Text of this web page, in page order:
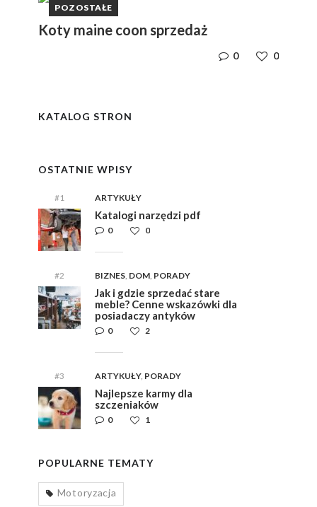
POZOSTAŁE
Koty maine coon sprzedaż
0
0
KATALOG STRON
OSTATNIE WPISY
#1 ARTYKUŁY
Katalogi narzędzi pdf
0
0
#2 BIZNES, DOM, PORADY
Jak i gdzie sprzedać stare
meble? Cenne wskazówki dla
posiadaczy antyków
2
0
#3 ARTYKUŁY, PORADY
Najlepsze karmy dla
szczeniaków
1
0
POPULARNE TEMATY
Motoryzacja